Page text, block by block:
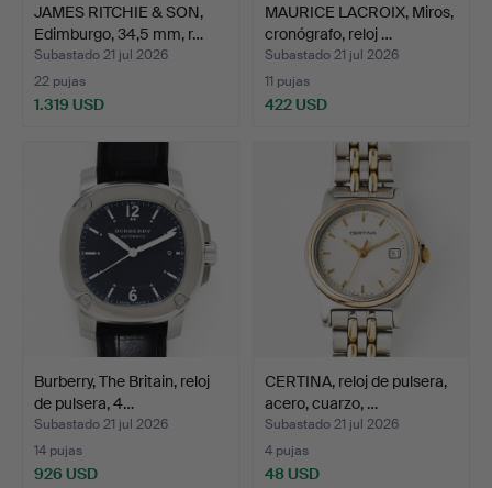
JAMES RITCHIE & SON,
Edimburgo, 34,5 mm, r…
Subastado 21 jul 2026
22 pujas
1.319 USD
MAURICE LACROIX, Miros,
cronógrafo, reloj …
Subastado 21 jul 2026
11 pujas
422 USD
Burberry, The Britain, reloj
de pulsera, 4…
Subastado 21 jul 2026
14 pujas
926 USD
CERTINA, reloj de pulsera,
acero, cuarzo, …
Subastado 21 jul 2026
4 pujas
48 USD